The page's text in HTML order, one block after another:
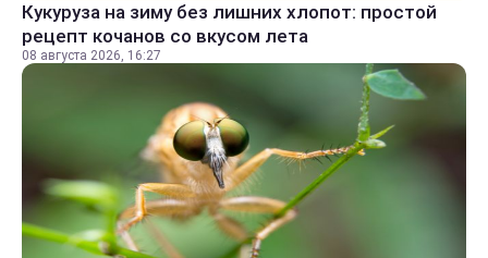
Кукуруза на зиму без лишних хлопот: простой
рецепт кочанов со вкусом лета
08 августа 2026, 16:27